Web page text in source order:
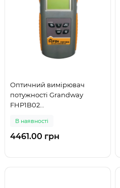
Оптичний вимірювач
потужності Grandway
FHP1B02
нм, -40 до +23 дБм
В наявності
4461.00 грн